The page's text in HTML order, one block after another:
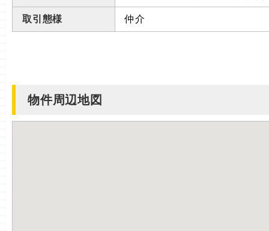
取引態様 仲介
物件周辺地図